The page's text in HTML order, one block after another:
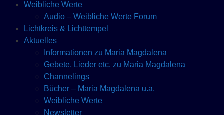
Weibliche Werte
Audio – Weibliche Werte Forum
Lichtkreis & Lichttempel
Aktuelles
Informationen zu Maria Magdalena
Gebete, Lieder etc. zu Maria Magdalena
Channelings
Bücher – Maria Magdalena u.a.
Weibliche Werte
Newsletter